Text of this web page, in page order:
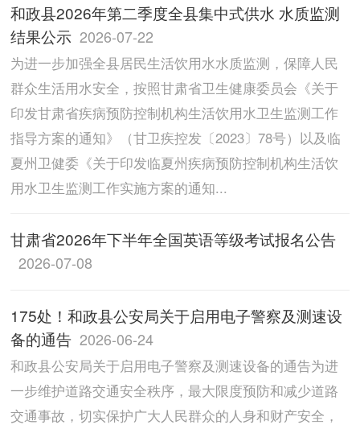
和政县2026年第二季度全县集中式供水 水质监测
结果公示 2026-07-22
为进一步加强全县居民生活饮用水水质监测，保障人民
群众生活用水安全，按照甘肃省卫生健康委员会《关于
印发甘肃省疾病预防控制机构生活饮用水卫生监测工作
指导方案的通知》（甘卫疾控发〔2023〕78号）以及临
夏州卫健委《关于印发临夏州疾病预防控制机构生活饮
用水卫生监测工作实施方案的通知...
甘肃省2026年下半年全国英语等级考试报名公告
2026-07-08
175处！和政县公安局关于启用电子警察及测速设
备的通告 2026-06-24
和政县公安局关于启用电子警察及测速设备的通告为进
一步维护道路交通安全秩序，最大限度预防和减少道路
交通事故，切实保护广大人民群众的人身和财产安全，